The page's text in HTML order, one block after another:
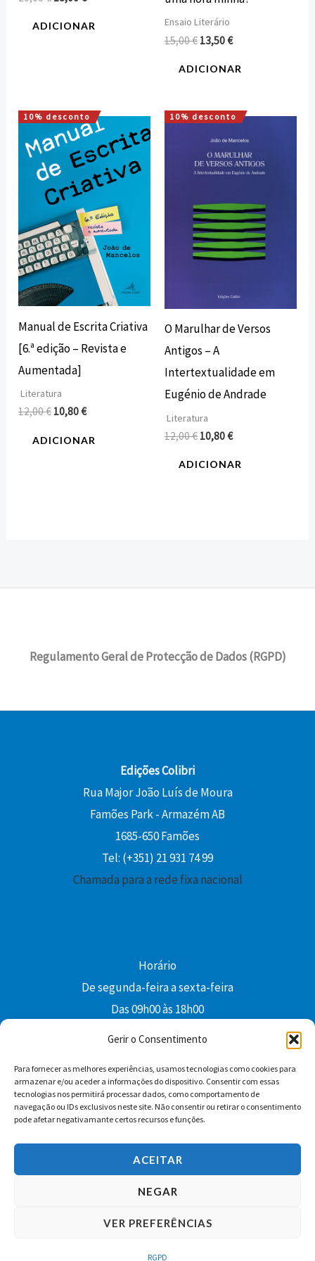
Gerir o Consentimento
Para fornecer as melhores experiências, usamos tecnologias como cookies para
armazenar e/ou aceder a informações do dispositivo. Consentir com essas
tecnologias nos permitirá processar dados, como comportamento de
navegação ou IDs exclusivos neste site. Não consentir ou retirar o consentimento
pode afetar negativamante certos recursos e funções.
ACEITAR
NEGAR
VER PREFERÊNCIAS
RGPD
ADICIONAR Ensaio Literário
15,00€ 13,50€
ADICIONAR
10% desconto
Manual de Escrita Criativa
[6.ª edição – Revista e
Aumentada]
Literatura
12,00€
O
preço
original
era:
12,00 €.
10,80€
O
preço
atual
é:
10,80 €.
ADICIONAR
10% desconto
O Marulhar de Versos
Antigos – A
Intertextualidade em
Eugénio de Andrade
Literatura
12,00€
O
era:
12,00 €.
10,80€
O
é:
10,80 €.
ADICIONAR
Regulamento Geral de Protecção de Dados (RGPD)
Edições Colibri
Rua Major João Luís de Moura
Famões Park - Armazém AB
1685-650 Famões
Tel: (+351) 21 931 74 99
Chamada para a rede fixa nacional
Horário
De segunda-feira a sexta-feira
Das 09h00 às 18h00
Facebook YouTube Instagram
Whatsapp
Condições Gerais de Venda
Copyright © 2026 Edições Colibri